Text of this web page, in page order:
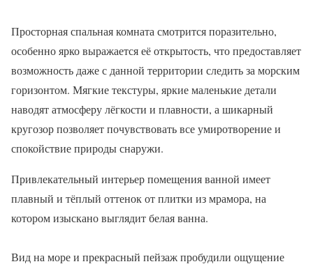
Просторная спальная комната смотрится поразительно,
особенно ярко выражается её открытость, что предоставляет
возможность даже с данной территории следить за морским
горизонтом. Мягкие текстуры, яркие маленькие детали
наводят атмосферу лёгкости и плавности, а шикарный
кругозор позволяет почувствовать все умиротворение и
спокойствие природы снаружи.
Привлекательный интерьер помещения ванной имеет
плавный и тёплый оттенок от плитки из мрамора, на
котором изыскано выглядит белая ванна.
Вид на море и прекрасный пейзаж пробудили ощущение